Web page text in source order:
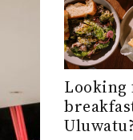
Looking
Uluwatu?